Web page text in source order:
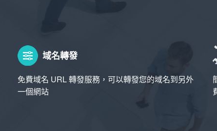
域名轉發
免費域名 URL 轉發服務，可以轉發您的域名到另外
一個網站